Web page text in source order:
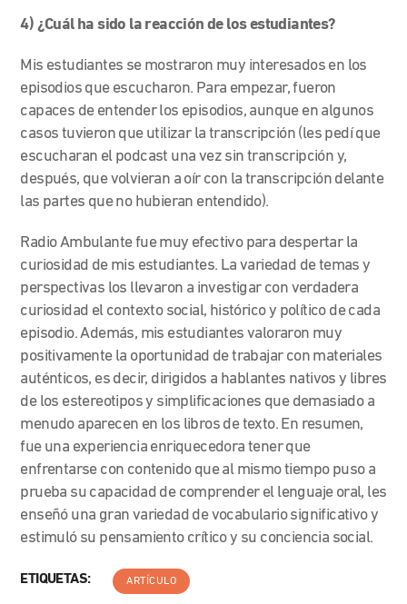
4) ¿Cuál ha sido la reacción de los estudiantes?
Mis estudiantes se mostraron muy interesados en los
episodios que escucharon. Para empezar, fueron
capaces de entender los episodios, aunque en algunos
casos tuvieron que utilizar la transcripción (les pedí que
escucharan el podcast una vez sin transcripción y,
después, que volvieran a oír con la transcripción delante
las partes que no hubieran entendido).
Radio Ambulante fue muy efectivo para despertar la
curiosidad de mis estudiantes. La variedad de temas y
perspectivas los llevaron a investigar con verdadera
curiosidad el contexto social, histórico y político de cada
episodio. Además, mis estudiantes valoraron muy
positivamente la oportunidad de trabajar con materiales
auténticos, es decir, dirigidos a hablantes nativos y libres
de los estereotipos y simplificaciones que demasiado a
menudo aparecen en los libros de texto. En resumen,
fue una experiencia enriquecedora tener que
enfrentarse con contenido que al mismo tiempo puso a
prueba su capacidad de comprender el lenguaje oral, les
enseñó una gran variedad de vocabulario significativo y
estimuló su pensamiento crítico y su conciencia social.
ETIQUETAS: ARTÍCULO